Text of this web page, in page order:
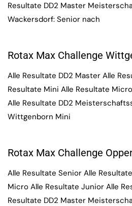
Resultate DD2 Master
Wackersdorf: Senior nach
Rotax Max Challenge
Alle Resultate DD2 Master Alle
Resultate Mini Alle Resultate
Alle Resultate DD2
Wittgenborn Mini
Rotax Max Challenge
Alle Resultate Senior Alle
Micro Alle Resultate Junior Alle
Resultate DD2 Master